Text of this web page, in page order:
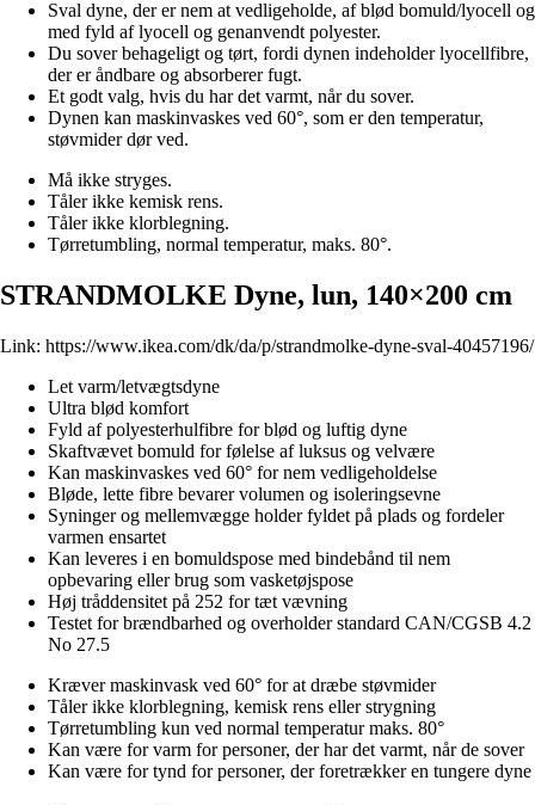
Sval dyne, der er nem at vedligeholde, af blød bomuld/lyocell og
med fyld af lyocell og genanvendt polyester.
Du sover behageligt og tørt, fordi dynen indeholder lyocellfibre,
der er åndbare og absorberer fugt.
Et godt valg, hvis du har det varmt, når du sover.
Dynen kan maskinvaskes ved 60°, som er den temperatur,
støvmider dør ved.
Må ikke stryges.
Tåler ikke kemisk rens.
Tåler ikke klorblegning.
Tørretumbling, normal temperatur, maks. 80°.
STRANDMOLKE Dyne, lun, 140×200 cm
Link: https://www.ikea.com/dk/da/p/strandmolke-dyne-sval-40457196/
Let varm/letvægtsdyne
Ultra blød komfort
Fyld af polyesterhulfibre for blød og luftig dyne
Skaftvævet bomuld for følelse af luksus og velvære
Kan maskinvaskes ved 60° for nem vedligeholdelse
Bløde, lette fibre bevarer volumen og isoleringsevne
Syninger og mellemvægge holder fyldet på plads og fordeler
varmen ensartet
Kan leveres i en bomuldspose med bindebånd til nem
opbevaring eller brug som vasketøjspose
Høj tråddensitet på 252 for tæt vævning
Testet for brændbarhed og overholder standard CAN/CGSB 4.2
No 27.5
Kræver maskinvask ved 60° for at dræbe støvmider
Tåler ikke klorblegning, kemisk rens eller strygning
Tørretumbling kun ved normal temperatur maks. 80°
Kan være for varm for personer, der har det varmt, når de sover
Kan være for tynd for personer, der foretrækker en tungere dyne